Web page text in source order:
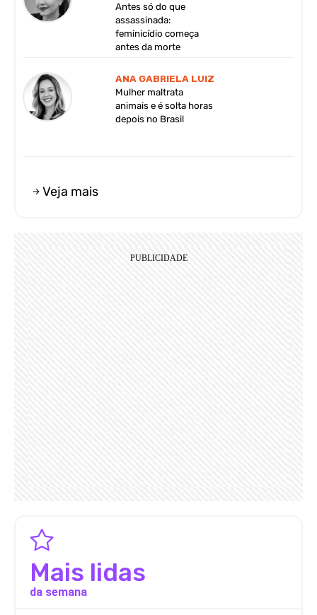
Antes só do que
assassinada:
feminicídio começa
antes da morte
ANA GABRIELA LUIZ
Mulher maltrata
animais e é solta horas
depois no Brasil
Veja mais
Mais lidas
da semana